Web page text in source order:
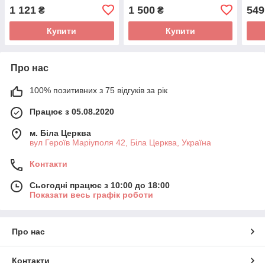
1 121 ₴
Купити
1 500₴
Купити
549
Про нас
100% позитивних з 75 відгуків за рік
Працює з 05.08.2020
м. Біла Церква
вул Героїв Маріуполя 42, Біла Церква, Україна
Контакти
Сьогодні працює з 10:00 до 18:00
Показати весь графік роботи
Про нас
Контакти